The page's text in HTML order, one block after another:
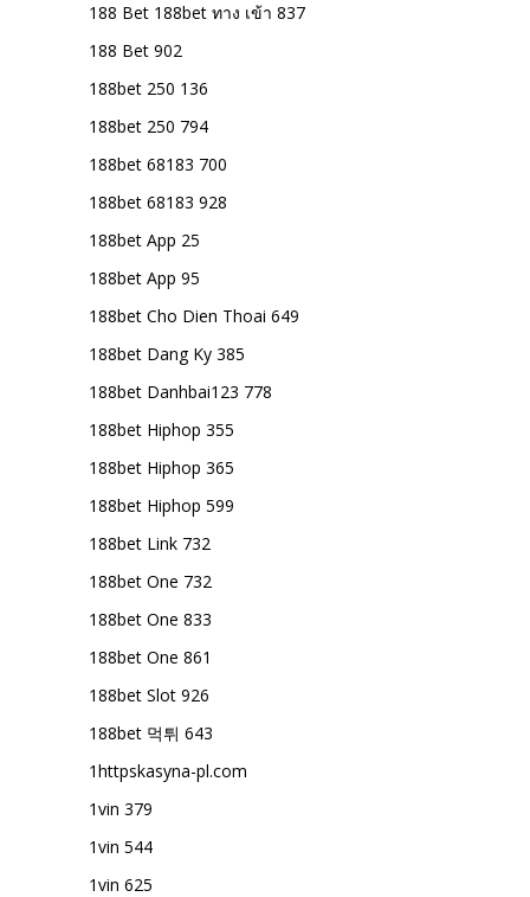
188 Bet 188bet ทาง เข้า 837
188 Bet 902
188bet 250 136
188bet 250 794
188bet 68183 700
188bet 68183 928
188bet App 25
188bet App 95
188bet Cho Dien Thoai 649
188bet Dang Ky 385
188bet Danhbai123 778
188bet Hiphop 355
188bet Hiphop 365
188bet Hiphop 599
188bet Link 732
188bet One 732
188bet One 833
188bet One 861
188bet Slot 926
188bet 먹튀 643
1httpskasyna-pl.com
1vin 379
1vin 544
1vin 625